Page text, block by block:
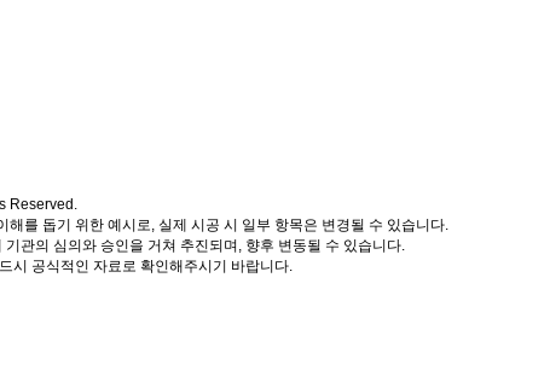
Reserved.
를 돕기 위한 예시로, 실제 시공 시 일부 항목은 변경될 수 있습니다.
관의 심의와 승인을 거쳐 추진되며, 향후 변동될 수 있습니다.
시 공식적인 자료로 확인해주시기 바랍니다.